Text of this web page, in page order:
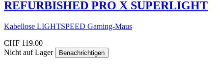
REFURBISHED PRO X SUPERLIGHT
Kabellose LIGHTSPEED Gaming-Maus
CHF 119.00
Nicht auf Lager
Benachrichtigen